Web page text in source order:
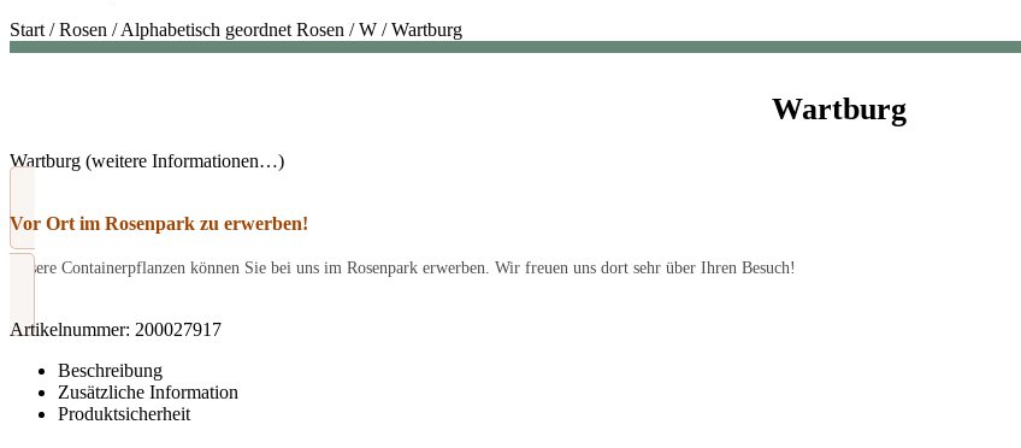
Start /Rosen /Alphabetisch geordnet Rosen /W /Wartburg
Wartburg
Wartburg (weitere Informationen…)
Vor Ort im Rosenpark zu erwerben!
Unsere Containerpflanzen können Sie bei uns im Rosenpark erwerben. Wir freuen uns dort sehr über Ihren Besuch!
Artikelnummer: 200027917
Beschreibung
Zusätzliche Information
Produktsicherheit